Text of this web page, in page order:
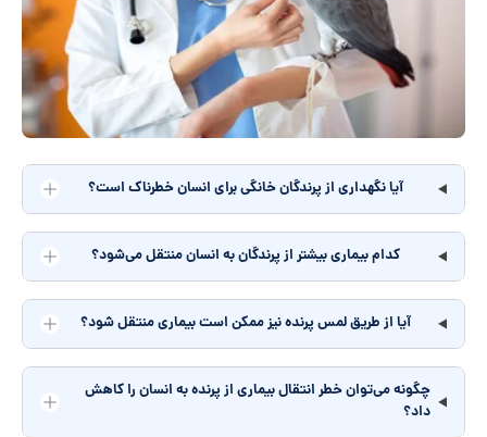
آیا نگهداری از پرندگان خانگی برای انسان خطرناک است؟
کدام بیماری بیشتر از پرندگان به انسان منتقل می‌شود؟
آیا از طریق لمس پرنده نیز ممکن است بیماری منتقل شود؟
چگونه می‌توان خطر انتقال بیماری از پرنده به انسان را کاهش
داد؟